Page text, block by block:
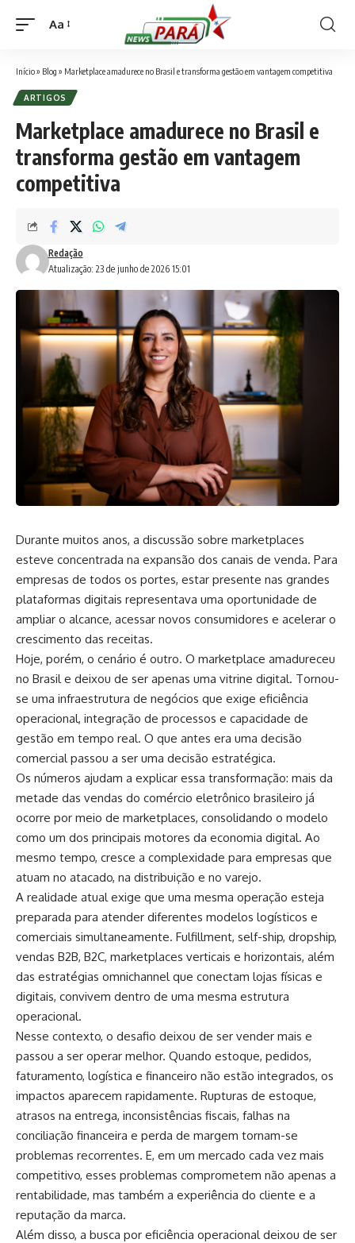
Font
Aa
Início» Blog » Marketplace amadurece no Brasil e transforma gestão em vantagem competitiva
ARTIGOS
Marketplace amadurece no Brasil e
transforma gestão em vantagem
competitiva
Atualização: 23 de junho de 2026 15:01
Redação
Durante muitos anos, a discussão sobre marketplaces
esteve concentrada na expansão dos canais de venda. Para
empresas de todos os portes, estar presente nas grandes
plataformas digitais representava uma oportunidade de
ampliar o alcance, acessar novos consumidores e acelerar o
crescimento das receitas.
Hoje, porém, o cenário é outro. O marketplace amadureceu
no Brasil e deixou de ser apenas uma vitrine digital. Tornou-
se uma infraestrutura de negócios que exige eficiência
operacional, integração de processos e capacidade de
gestão em tempo real. O que antes era uma decisão
comercial passou a ser uma decisão estratégica.
Os números ajudam a explicar essa transformação: mais da
metade das vendas do comércio eletrônico brasileiro já
ocorre por meio de marketplaces, consolidando o modelo
como um dos principais motores da economia digital. Ao
mesmo tempo, cresce a complexidade para empresas que
atuam no atacado, na distribuição e no varejo.
A realidade atual exige que uma mesma operação esteja
preparada para atender diferentes modelos logísticos e
comerciais simultaneamente. Fulfillment, self-ship, dropship,
vendas B2B, B2C, marketplaces verticais e horizontais, além
das estratégias omnichannel que conectam lojas físicas e
digitais, convivem dentro de uma mesma estrutura
operacional.
Nesse contexto, o desafio deixou de ser vender mais e
passou a ser operar melhor. Quando estoque, pedidos,
faturamento, logística e financeiro não estão integrados, os
impactos aparecem rapidamente. Rupturas de estoque,
atrasos na entrega, inconsistências fiscais, falhas na
conciliação financeira e perda de margem tornam-se
problemas recorrentes. E, em um mercado cada vez mais
competitivo, esses problemas comprometem não apenas a
rentabilidade, mas também a experiência do cliente e a
reputação da marca.
Além disso, a busca por eficiência operacional deixou de ser